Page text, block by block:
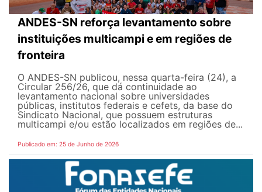
ANDES-SN reforça levantamento sobre
instituições multicampi e em regiões de
fronteira
O ANDES-SN publicou, nessa quarta-feira (24), a
Circular 256/26, que dá continuidade ao
levantamento nacional sobre universidades
públicas, institutos federais e cefets, da base do
Sindicato Nacional, que possuem estruturas
multicampi e/ou estão localizados em regiões de...
Publicado em: 25 de Junho de 2026